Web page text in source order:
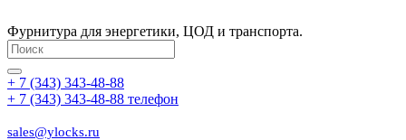
Фурнитура для энергетики, ЦОД и транспорта.
+ 7 (343) 343-48-88
+ 7 (343) 343-48-88 телефон
sales@ylocks.ru